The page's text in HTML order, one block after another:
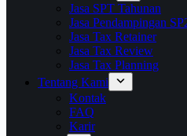
Jasa SPT Tahunan
Jasa Pendampingan
Jasa Tax Retainer
Jasa Tax Review
Jasa Tax Planning
Tentang Kami
Kontak
FAQ
Karir